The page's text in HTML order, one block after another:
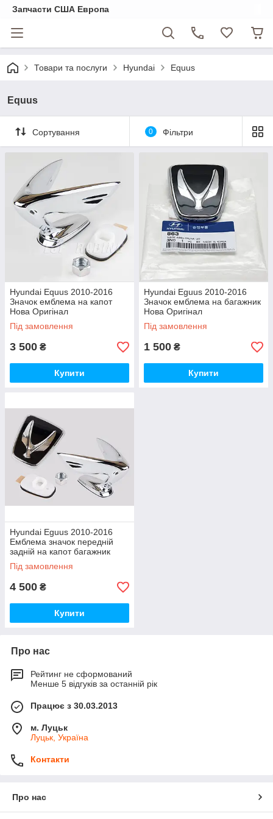
Запчасти США Европа
Товари та послуги Hyundai Equus
Equus
Сортування 0 Фільтри
Hyundai Equus 2010-2016
Значок емблема на капот
Нова Оригінал
Під замовлення
3 500 ₴
Купити
Hyundai Eguus 2010-2016
Значок емблема на багажник
Нова Оригінал
Під замовлення
1 500 ₴
Купити
Hyundai Eguus 2010-2016
Емблема значок передній
задній на капот багажник
Нові Оригінал
Під замовлення
4 500 ₴
Купити
Про нас
Рейтинг не сформований
Менше 5 відгуків за останній рік
Працює з 30.03.2013
м. Луцьк
Луцьк, Україна
Контакти
Про нас